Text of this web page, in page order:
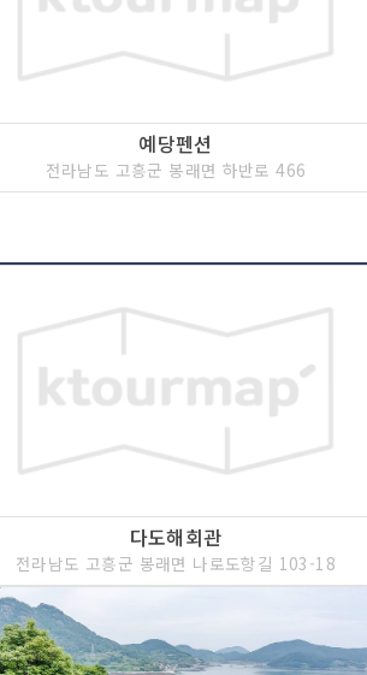
예당펜션
전라남도 고흥군 봉래면 하반로 466
다도해회관
전라남도 고흥군 봉래면 나로도항길 103-18